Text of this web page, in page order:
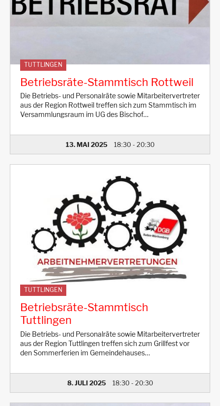
TUTTLINGEN
Betriebsräte-Stammtisch Rottweil
Die Betriebs- und Personalräte sowie Mitarbeitervertreter
aus der Region Rottweil treffen sich zum Stammtisch im
Versammlungsraum im UG des Bischof…
13. MAI 2025 18:30 - 20:30
TUTTLINGEN
Betriebsräte-Stammtisch
Tuttlingen
Die Betriebs- und Personalräte sowie Mitarbeitervertreter
aus der Region Tuttlingen treffen sich zum Grillfest vor
den Sommerferien im Gemeindehauses…
8. JULI 2025 18:30 - 20:30